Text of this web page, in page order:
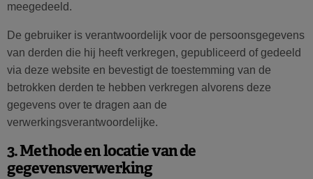
meegedeeld.
De gebruiker is verantwoordelijk voor de persoonsgegevens
van derden die hij heeft verkregen, gepubliceerd of gedeeld
via deze website en bevestigt de toestemming van de
betrokken derden te hebben verkregen alvorens deze
gegevens over te dragen aan de
verwerkingsverantwoordelijke.
3. Methode en locatie van de
gegevensverwerking